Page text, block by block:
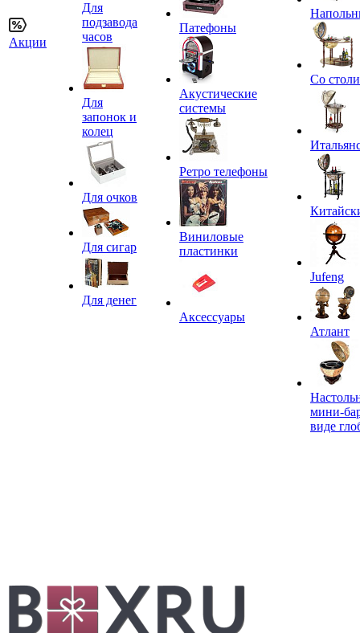
Акции
Для
подзавода
часов
Для
запонок и
колец
Для очков
Для сигар
Для денег
Патефоны
Акустические
системы
Ретро телефоны
Виниловые
пластинки
Аксессуары
Со
Jufeng
Атлант
мини-
виде